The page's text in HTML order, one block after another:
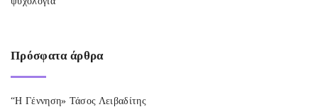
Πρόσφατα άρθρα
“Η Γέννηση» Τάσος Λειβαδίτης